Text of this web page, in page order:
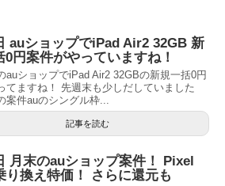
auショップでiPad Air2 32GB 新
0円案件がやっていますね！
auショップでiPad Air2 32GBの新規一括0円
てますね！ 先週末も少しだしていました
案件auのシングル枠...
記事を読む
月末のauショップ案件！ Pixel
り換え特価！ さらに還元も